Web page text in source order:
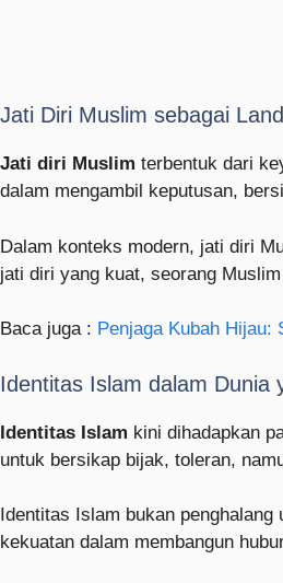
Jati Diri Muslim sebagai
Jati diri Muslim terbentuk dari
dalam mengambil keputusan,
Dalam konteks modern, jati diri
jati diri yang kuat, seorang
Baca juga : Penjaga Kubah Hijau:
Identitas Islam dalam Dunia
Identitas Islam kini dihadapkan
untuk bersikap bijak, toleran,
Identitas Islam bukan
kekuatan dalam membangun